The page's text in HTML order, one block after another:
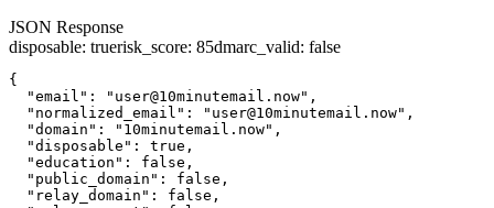
JSON Response
disposable: truerisk_score: 85dmarc_valid: false
{
  "email": "user@10minutemail.now",
  "normalized_email": "user@10minutemail.now",
  "domain": "10minutemail.now",
  "disposable": true,
  "education": false,
  "public_domain": false,
  "relay_domain": false,